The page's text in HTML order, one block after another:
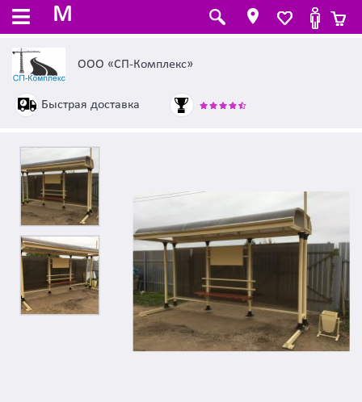
M
ООО «СП-Комплекс»
Быстрая доставка